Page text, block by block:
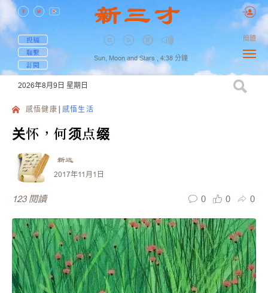
投稿
聯繫
訂閱
Sun, Moon and Stars , 4:38 分鐘
簡體
2026年8月9日 星期日
感悟健康 感悟生活
关怀，何须点缀
新远
2017年11月1日
123 閱讀 0 0 0